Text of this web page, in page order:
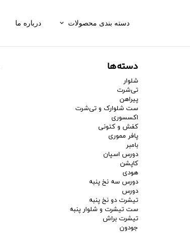
دسته بندی محصولات
شلوار
تی‌شرت
پیراهن
شلوارک
ست شلوارک و تی‌شرت
کفش و کتونی
درباره ما
دسته‌ها
شلوار
تی‌شرت
پیراهن
ست شلوارک و تی‌شرت
اکسسوری
کفش و کتونی
پافر مموری
بامبر
دورس اسپان
کاپشن
هودی
دورس سه نخ پنبه
دورس
تیشرت دو نخ پنبه
ست تیشرت و شلوار پنبه
تیشرت براش
جودون